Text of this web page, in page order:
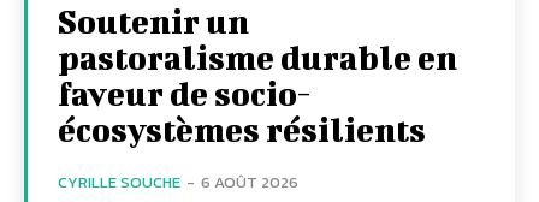
Soutenir un
pastoralisme durable en
faveur de socio-
écosystèmes résilients
CYRILLE SOUCHE - 6 AOÛT 2026